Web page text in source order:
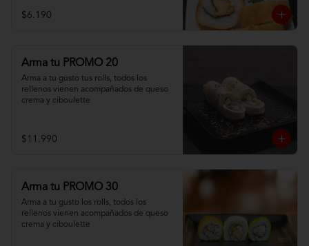
$6.190
Arma tu PROMO 20
Arma a tu gusto tus rolls, todos los
rellenos vienen acompañados de queso
crema y ciboulette
$11.990
Arma tu PROMO 30
Arma a tu gusto los rolls, todos los
rellenos vienen acompañados de queso
crema y ciboulette